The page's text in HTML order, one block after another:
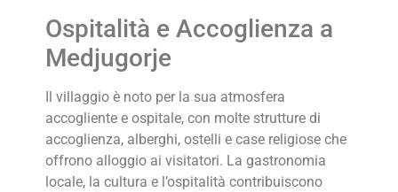
Ospitalità e Accoglienza a
Medjugorje
Il villaggio è noto per la sua atmosfera
accogliente e ospitale, con molte strutture di
accoglienza, alberghi, ostelli e case religiose che
offrono alloggio ai visitatori. La gastronomia
locale, la cultura e l’ospitalità contribuiscono